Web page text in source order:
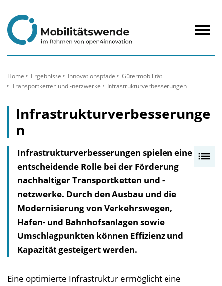
Inhalt
Home Ergebnisse Innovationspfade
Gütermobilität
Transportketten und -netzwerke
Infrastrukturverbesserungen
Infrastrukturverbesserunge
n
Infrastrukturverbesserungen spielen eine
entscheidende Rolle bei der Förderung
nachhaltiger Transportketten und -
netzwerke. Durch den Ausbau und die
Modernisierung von Verkehrswegen,
Hafen- und Bahnhofsanlagen sowie
Umschlagpunkten können Effizienz und
Kapazität gesteigert werden.
Eine optimierte Infrastruktur ermöglicht eine